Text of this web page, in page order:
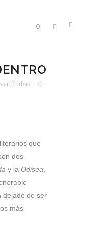
0
0
que
dos
y la Odisea
dejado de ser
más